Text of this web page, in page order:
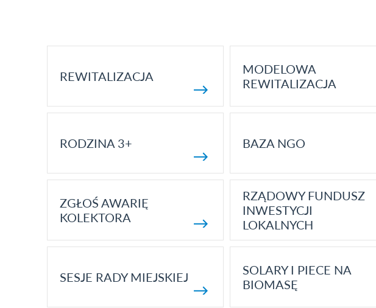
REWITALIZACJA
MODELOWA
REWITALIZACJA
RODZINA 3+ BAZA NGO
ZGŁOŚ AWARIĘ
KOLEKTORA
RZĄDOWY FUNDUSZ
INWESTYCJI
LOKALNYCH
SESJE RADY MIEJSKIEJ
SOLARY I PIECE NA
BIOMASĘ